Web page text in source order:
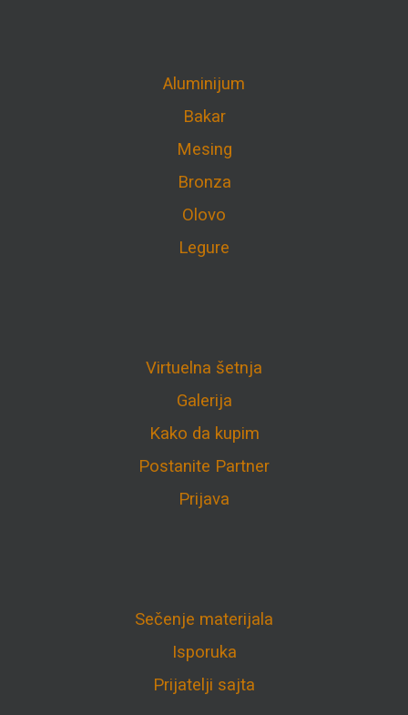
Aluminijum
Bakar
Mesing
Bronza
Olovo
Legure
Virtuelna šetnja
Galerija
Kako da kupim
Postanite Partner
Prijava
Sečenje materijala
Isporuka
Prijatelji sajta